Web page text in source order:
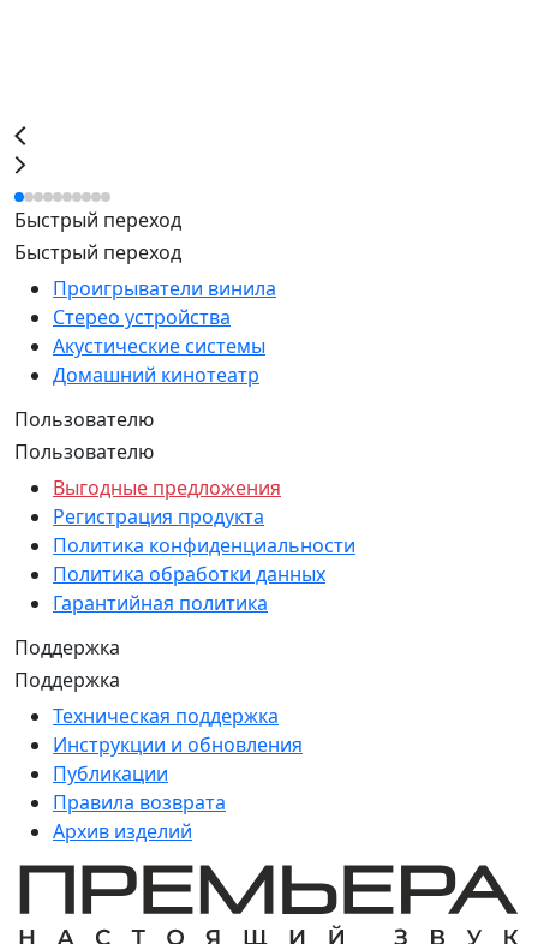
Быстрый переход
Быстрый переход
Проигрыватели винила
Стерео устройства
Акустические системы
Домашний кинотеатр
Пользователю
Пользователю
Выгодные предложения
Регистрация продукта
Политика конфиденциальности
Политика обработки данных
Гарантийная политика
Поддержка
Поддержка
Техническая поддержка
Инструкции и обновления
Публикации
Правила возврата
Архив изделий